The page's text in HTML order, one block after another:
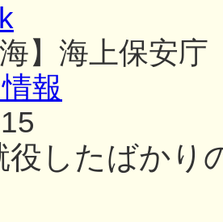
海】海上保安
報
役したばかり